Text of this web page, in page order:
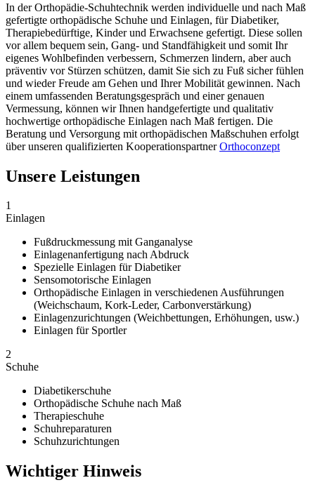
In der Orthopädie-Schuhtechnik werden individuelle und nach Maß
gefertigte orthopädische Schuhe und Einlagen, für Diabetiker,
Therapiebedürftige, Kinder und Erwachsene gefertigt. Diese sollen
vor allem bequem sein, Gang- und Standfähigkeit und somit Ihr
eigenes Wohlbefinden verbessern, Schmerzen lindern, aber auch
präventiv vor Stürzen schützen, damit Sie sich zu Fuß sicher fühlen
und wieder Freude am Gehen und Ihrer Mobilität gewinnen. Nach
einem umfassenden Beratungsgespräch und einer genauen
Vermessung, können wir Ihnen handgefertigte und qualitativ
hochwertige orthopädische Einlagen nach Maß fertigen. Die
Beratung und Versorgung mit orthopädischen Maßschuhen erfolgt
über unseren qualifizierten KooperationspartnerOrthoconzept
Unsere Leistungen
1
Einlagen
Fußdruckmessung mit Ganganalyse
Einlagenanfertigung nach Abdruck
Spezielle Einlagen für Diabetiker
Sensomotorische Einlagen
Orthopädische Einlagen in verschiedenen Ausführungen
(Weichschaum, Kork-Leder, Carbonverstärkung)
Einlagenzurichtungen (Weichbettungen, Erhöhungen, usw.)
Einlagen für Sportler
2
Schuhe
Diabetikerschuhe
Orthopädische Schuhe nach Maß
Therapieschuhe
Schuhreparaturen
Schuhzurichtungen
Wichtiger Hinweis